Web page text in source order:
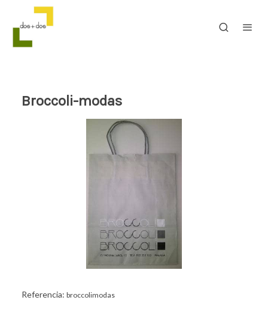
Broccoli-modas
Referencia: broccolimodas